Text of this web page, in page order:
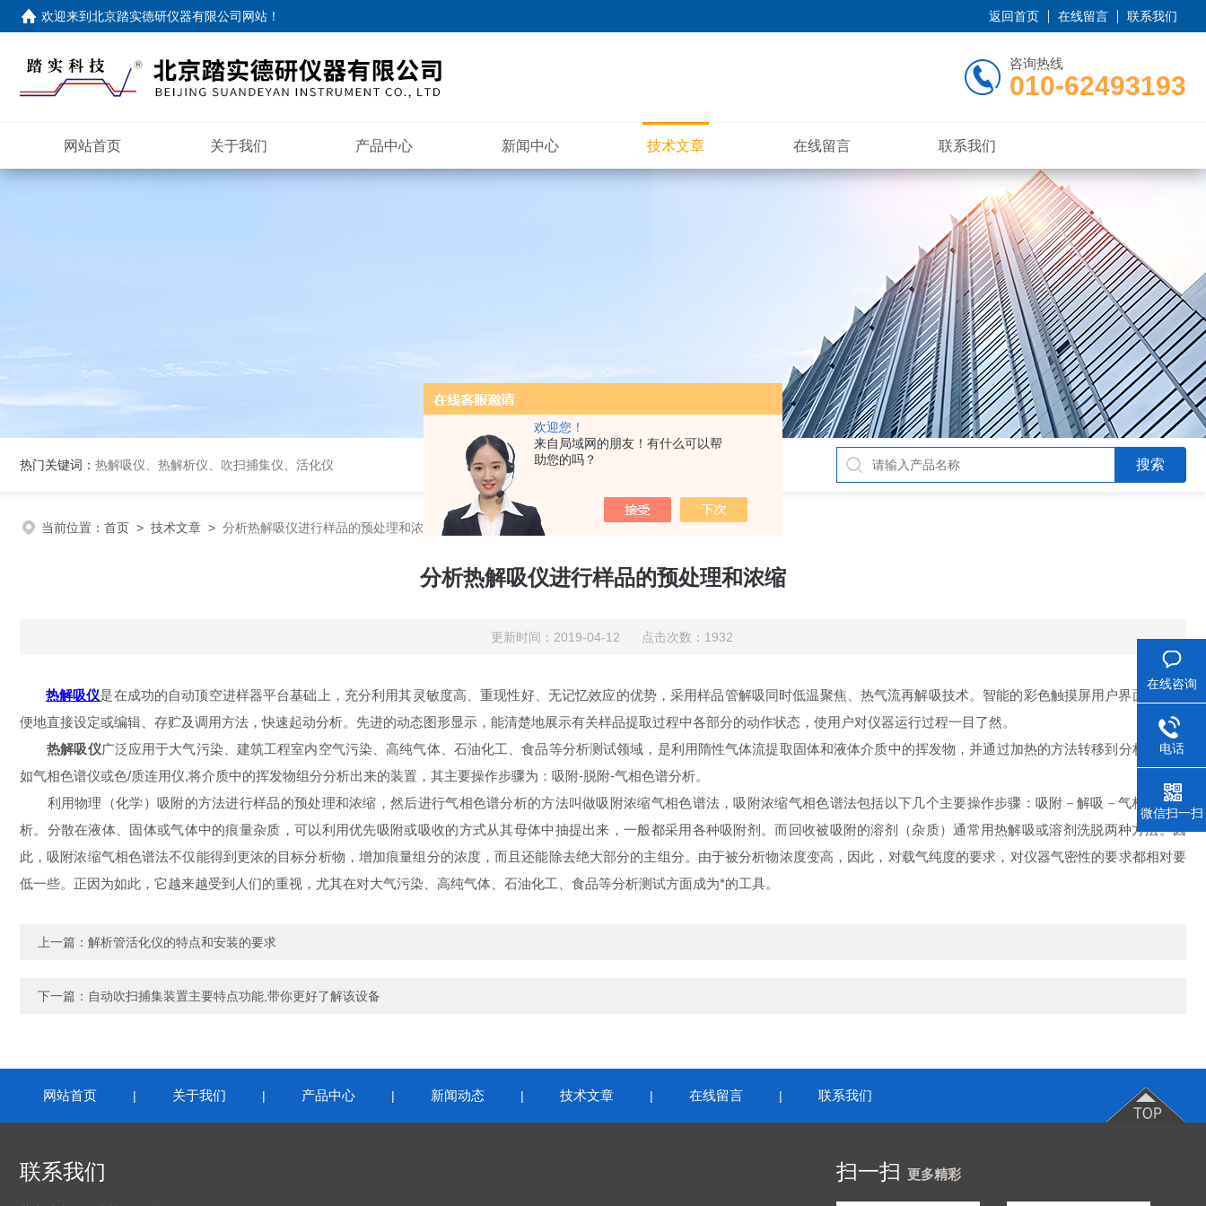
欢迎您！
来自局域网的朋友！有什么可以帮
助您的吗？
欢迎来到北京踏实德研仪器有限公司网站 ！ 返回首页 在线留言 联系我们
咨询热线
010-62493193
网站首页 关于我们 产品中心 新闻中心 技术文章 在线留言 联系我们
热门关键词： 热解吸仪、热解析仪、吹扫捕集仪、活化仪
当前位置： 首页 > 技术文章 > 分析热解吸仪进行样品的预处理和浓缩
分析热解吸仪进行样品的预处理和浓缩
更新时间：2019-04-12 点击次数：1932
热解吸仪是在成功的自动顶空进样器平台基础上，充分利用其灵敏度高、重现性好、无记忆效应的优势，采用样品管解吸同时低温聚焦、热气流再解吸技术。智能的彩色触摸屏用户界面，能方
便地直接设定或编辑、存贮及调用方法，快速起动分析。先进的动态图形显示，能清楚地展示有关样品提取过程中各部分的动作状态，使用户对仪器运行过程一目了然。
热解吸仪广泛应用于大气污染、建筑工程室内空气污染、高纯气体、石油化工、食品等分析测试领域，是利用隋性气体流提取固体和液体介质中的挥发物，并通过加热的方法转移到分析系统，
如气相色谱仪或色/质连用仪,将介质中的挥发物组分分析出来的装置，其主要操作步骤为：吸附-脱附-气相色谱分析。
利用物理（化学）吸附的方法进行样品的预处理和浓缩，然后进行气相色谱分析的方法叫做吸附浓缩气相色谱法，吸附浓缩气相色谱法包括以下几个主要操作步骤：吸附－解吸－气相色谱分
析。分散在液体、固体或气体中的痕量杂质，可以利用优先吸附或吸收的方式从其母体中抽提出来，一般都采用各种吸附剂。而回收被吸附的溶剂（杂质）通常用热解吸或溶剂洗脱两种方法。因
此，吸附浓缩气相色谱法不仅能得到更浓的目标分析物，增加痕量组分的浓度，而且还能除去绝大部分的主组分。由于被分析物浓度变高，因此，对载气纯度的要求，对仪器气密性的要求都相对要
低一些。正因为如此，它越来越受到人们的重视，尤其在对大气污染、高纯气体、石油化工、食品等分析测试方面成为*的工具。
上一篇： 解析管活化仪的特点和安装的要求
下一篇： 自动吹扫捕集装置主要特点功能,带你更好了解该设备
网站首页 | 关于我们 | 产品中心 | 新闻动态 | 技术文章 | 在线留言 | 联系我们
联系我们 扫一扫 更多精彩
在线咨询
电话
微信扫一扫